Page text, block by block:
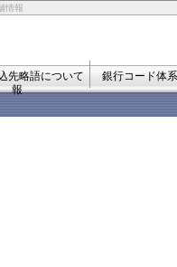
情報
先略語について 銀行コード体
報